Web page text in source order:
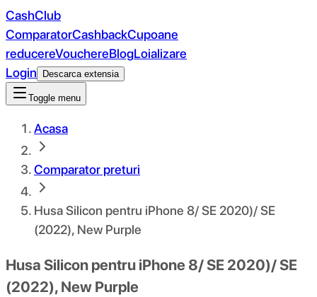
CashClub
ComparatorCashbackCupoane
reducereVouchereBlogLoializare
Login
Descarca extensia
Toggle menu
Acasa
Comparator preturi
Husa Silicon pentru iPhone 8/ SE 2020)/ SE
(2022), New Purple
Husa Silicon pentru iPhone 8/ SE 2020)/ SE
(2022), New Purple